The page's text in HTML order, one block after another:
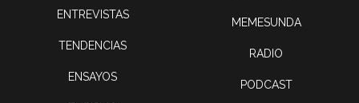
ENTREVISTAS
TENDENCIAS
ENSAYOS
MEMESUNDA
RADIO
PODCAST